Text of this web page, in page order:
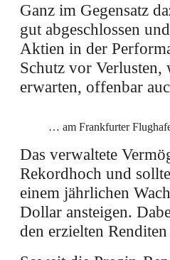
Ganz im Gegensatz
gut abgeschlossen
Aktien in der
Schutz vor Verlusten,
erwarten, offenbar
… am Frankfurter
Das verwaltete
Rekordhoch und
einem jährlichen
Dollar ansteigen.
den erzielten